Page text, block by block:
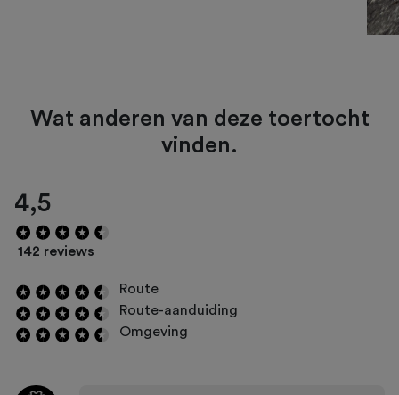
Wat anderen van deze toertocht
vinden.
4,5
142 reviews
Route
Route-aanduiding
Omgeving